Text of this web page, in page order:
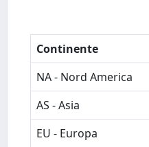
Continente
NA - Nord America
AS - Asia
EU - Europa